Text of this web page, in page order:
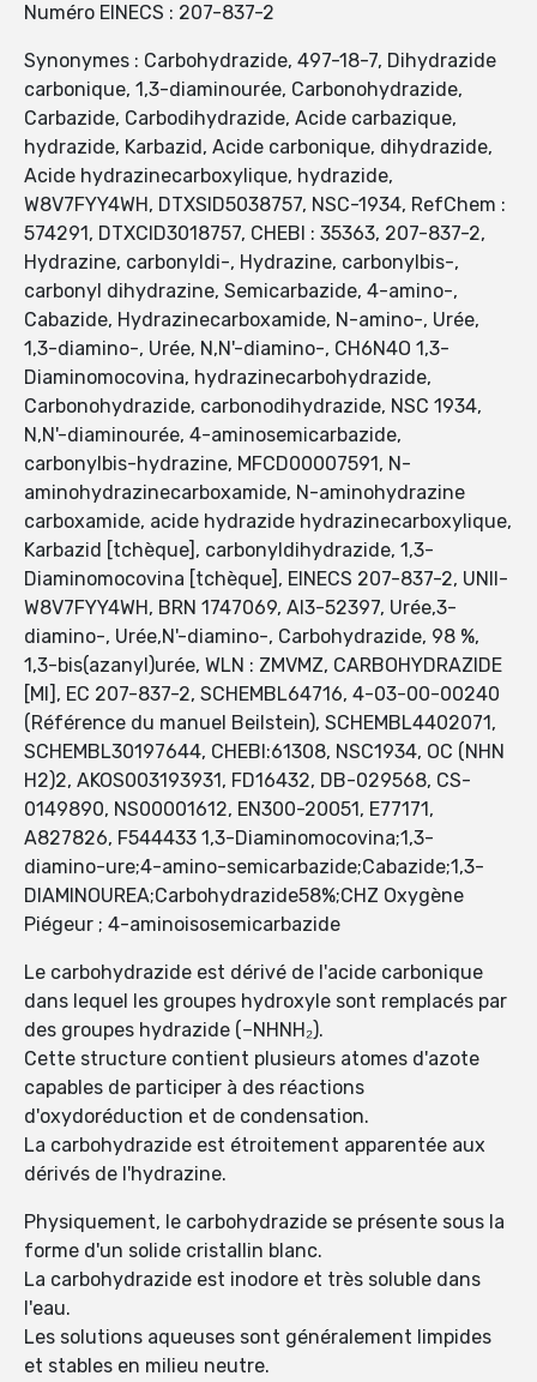
Numéro EINECS : 207-837-2
Synonymes : Carbohydrazide, 497-18-7, Dihydrazide
carbonique, 1,3-diaminourée, Carbonohydrazide,
Carbazide, Carbodihydrazide, Acide carbazique,
hydrazide, Karbazid, Acide carbonique, dihydrazide,
Acide hydrazinecarboxylique, hydrazide,
W8V7FYY4WH, DTXSID5038757, NSC-1934, RefChem :
574291, DTXCID3018757, CHEBI : 35363, 207-837-2,
Hydrazine, carbonyldi-, Hydrazine, carbonylbis-,
carbonyl dihydrazine, Semicarbazide, 4-amino-,
Cabazide, Hydrazinecarboxamide, N-amino-, Urée,
1,3-diamino-, Urée, N,N'-diamino-, CH6N4O 1,3-
Diaminomocovina, hydrazinecarbohydrazide,
Carbonohydrazide, carbonodihydrazide, NSC 1934,
N,N'-diaminourée, 4-aminosemicarbazide,
carbonylbis-hydrazine, MFCD00007591, N-
aminohydrazinecarboxamide, N-aminohydrazine
carboxamide, acide hydrazide hydrazinecarboxylique,
Karbazid [tchèque], carbonyldihydrazide, 1,3-
Diaminomocovina [tchèque], EINECS 207-837-2, UNII-
W8V7FYY4WH, BRN 1747069, AI3-52397, Urée,3-
diamino-, Urée,N'-diamino-, Carbohydrazide, 98 %,
1,3-bis(azanyl)urée, WLN : ZMVMZ, CARBOHYDRAZIDE
[MI], EC 207-837-2, SCHEMBL64716, 4-03-00-00240
(Référence du manuel Beilstein), SCHEMBL4402071,
SCHEMBL30197644, CHEBI:61308, NSC1934, OC (NHN
H2)2, AKOS003193931, FD16432, DB-029568, CS-
0149890, NS00001612, EN300-20051, E77171,
A827826, F544433 1,3-Diaminomocovina;1,3-
diamino-ure;4-amino-semicarbazide;Cabazide;1,3-
DIAMINOUREA;Carbohydrazide58%;CHZ Oxygène
Piégeur ; 4-aminoisosemicarbazide
Le carbohydrazide est dérivé de l'acide carbonique
dans lequel les groupes hydroxyle sont remplacés par
des groupes hydrazide (–NHNH₂).
Cette structure contient plusieurs atomes d'azote
capables de participer à des réactions
d'oxydoréduction et de condensation.
La carbohydrazide est étroitement apparentée aux
dérivés de l'hydrazine.
Physiquement, le carbohydrazide se présente sous la
forme d'un solide cristallin blanc.
La carbohydrazide est inodore et très soluble dans
l'eau.
Les solutions aqueuses sont généralement limpides
et stables en milieu neutre.